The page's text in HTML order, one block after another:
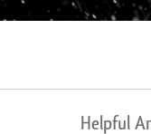
Helpful